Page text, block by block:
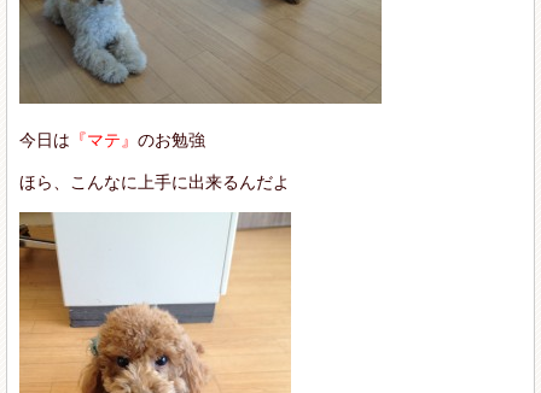
今日は 『マテ』 のお勉強
ほら、こんなに上手に出来るんだよ